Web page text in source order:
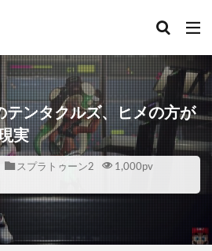
テンタクルズ、ヒメの方が
実
スプラトゥーン2 1,000pv